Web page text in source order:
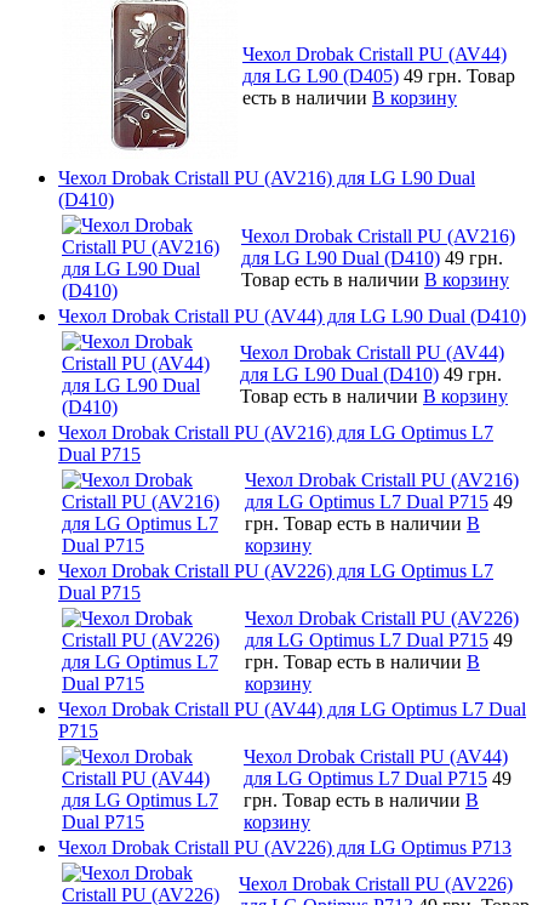
Чехол Drobak Cristall PU (AV44)
для LG L90 (D405) 49 грн. Товар
есть в наличии В корзину
Чехол Drobak Cristall PU (AV216) для LG L90 Dual
(D410)
Чехол Drobak Cristall PU (AV216)
для LG L90 Dual (D410) 49 грн.
Товар есть в наличии В корзину
Чехол Drobak Cristall PU (AV44) для LG L90 Dual (D410)
Чехол Drobak Cristall PU (AV44)
для LG L90 Dual (D410) 49 грн.
Товар есть в наличии В корзину
Чехол Drobak Cristall PU (AV216) для LG Optimus L7
Dual P715
Чехол Drobak Cristall PU (AV216)
для LG Optimus L7 Dual P715 49
грн. Товар есть в наличии В
корзину
Чехол Drobak Cristall PU (AV226) для LG Optimus L7
Dual P715
Чехол Drobak Cristall PU (AV226)
для LG Optimus L7 Dual P715 49
грн. Товар есть в наличии В
корзину
Чехол Drobak Cristall PU (AV44) для LG Optimus L7 Dual
P715
Чехол Drobak Cristall PU (AV44)
для LG Optimus L7 Dual P715 49
грн. Товар есть в наличии В
корзину
Чехол Drobak Cristall PU (AV226) для LG Optimus P713
Чехол Drobak Cristall PU (AV226)